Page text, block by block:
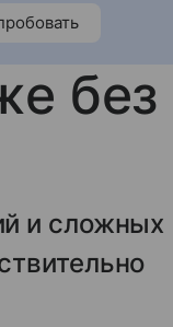
без
и сложных